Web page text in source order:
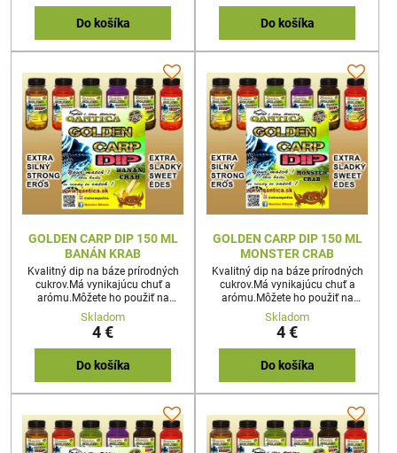
Do košíka Do košíka
GOLDEN CARP DIP 150 ML
BANÁN KRAB
Kvalitný dip na báze prírodných
cukrov.Má vynikajúcu chuť a
arómu.Môžete ho použiť na
akúkoľvek nástrahu
Skladom
4 €
Do košíka
GOLDEN CARP DIP 150 ML
MONSTER CRAB
Kvalitný dip na báze prírodných
cukrov.Má vynikajúcu chuť a
arómu.Môžete ho použiť na
akúkoľvek nástrahu
Skladom
4 €
Do košíka